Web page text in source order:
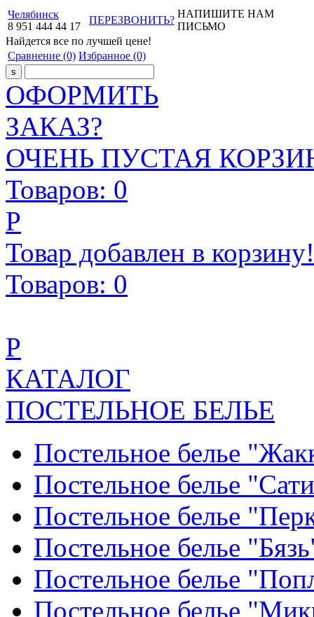
Челябинск
8 951 444 44 17
ПЕРЕЗВОНИТЬ?
НАПИШИТЕ НАМ
ПИСЬМО
Найдется все по лучшей цене!
Сравнение (0) Избранное (0)
ОФОРМИТЬ
ЗАКАЗ?
ОЧЕНЬ ПУСТАЯ
Товаров: 0
Р
Товар добавлен в корзину!
Товаров: 0
Р
КАТАЛОГ
ПОСТЕЛЬНОЕ БЕЛЬЕ
Постельное белье
Постельное белье
Постельное белье
Постельное белье
Постельное белье
Постельное белье